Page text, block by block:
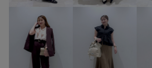
ネックレス BVF16050
BVS16110 BVX75210
0318PRESS対象商品 26officecasual